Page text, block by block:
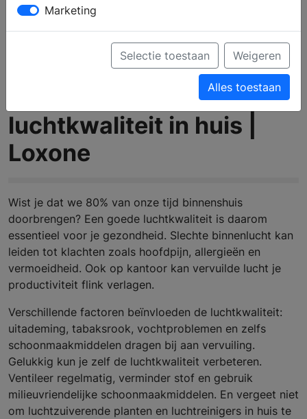
luchtkwaliteit in huis |
Loxone
Wist je dat we 80% van onze tijd binnenshuis
doorbrengen? Een goede luchtkwaliteit is daarom
essentieel voor je gezondheid. Slechte binnenlucht kan
leiden tot klachten zoals hoofdpijn, allergieën en
vermoeidheid. Ook op kantoor kan vervuilde lucht je
productiviteit flink verlagen.
Verschillende factoren beïnvloeden de luchtkwaliteit:
uitademing, tabaksrook, vochtproblemen en zelfs
schoonmaakmiddelen dragen bij aan vervuiling.
Gelukkig kun je zelf de luchtkwaliteit verbeteren.
Ventileer regelmatig, verminder stof en gebruik
milieuvriendelijke schoonmaakmiddelen. En vergeet niet
om luchtzuiverende planten en luchtreinigers in huis te
Marketing
Selectie toestaan Weigeren
Alles toestaan